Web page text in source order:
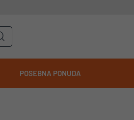
POSEBNA PONUDA